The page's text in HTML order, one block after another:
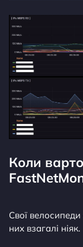
Коли
Свої
них взагалі ніяк.